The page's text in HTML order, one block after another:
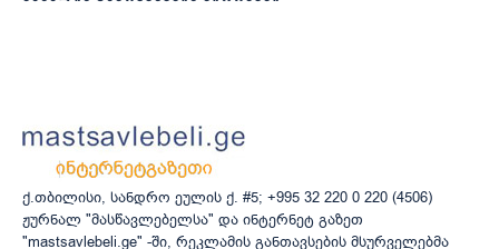
ქ.თბილისი, სანდრო ეულის ქ. #5; +995 32 220 0 220 (4506)
ჟურნალ "მასწავლებელსა" და ინტერნეტ გაზეთ
"mastsavlebeli.ge" -ში, რეკლამის განთავსების მსურველებმა